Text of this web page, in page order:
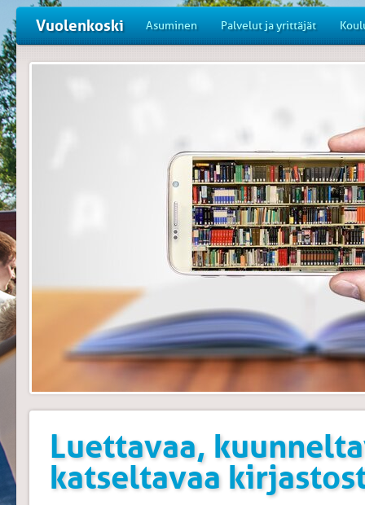
Vuolenkoski Asuminen Palvelut ja yrittäjät
Luettavaa,
katseltavaa